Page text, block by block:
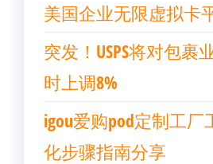
美国企业无限虚拟卡
突发！USPS将对包裹
时上调8%
igou爱购pod定制工厂
化步骤指南分享